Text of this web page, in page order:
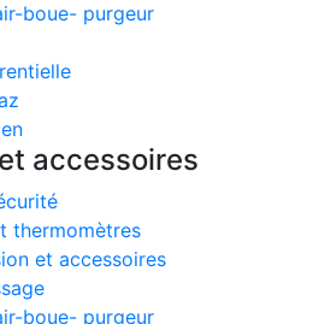
boue- purgeur
accessoires
thermomètres
et accessoires
boue- purgeur